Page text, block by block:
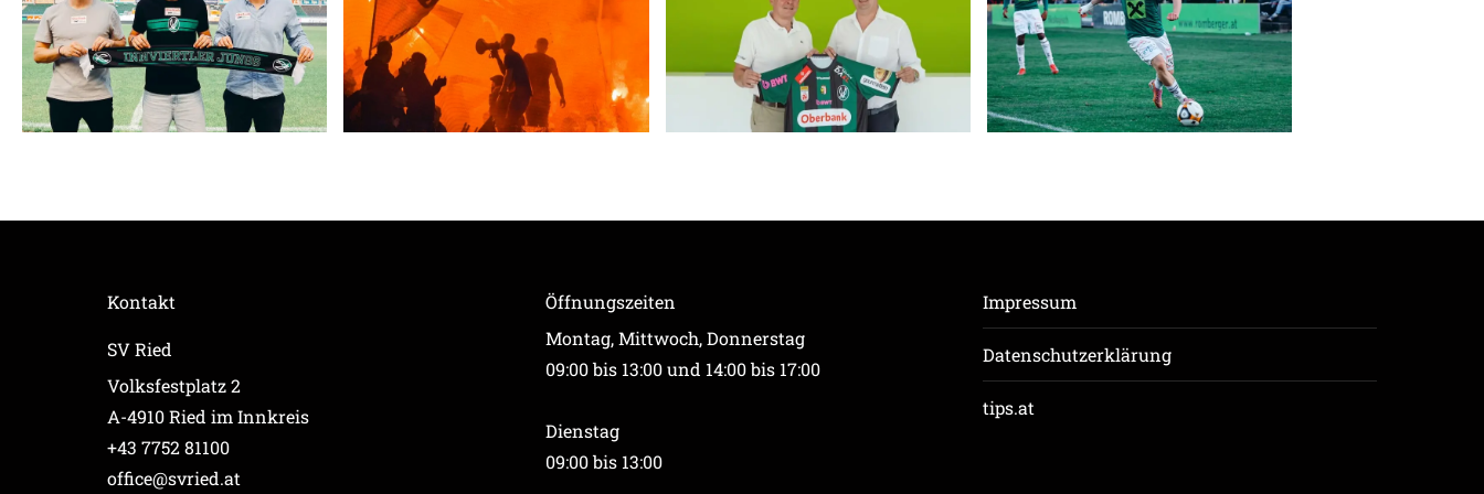
Kontakt
SV Ried
Volksfestplatz 2
A-4910 Ried im Innkreis
+43 7752 81100
office@svried.at
Öffnungszeiten
Montag, Mittwoch, Donnerstag
09:00 bis 13:00 und 14:00 bis 17:00
Dienstag
09:00 bis 13:00
Impressum
Datenschutzerklärung
tips.at